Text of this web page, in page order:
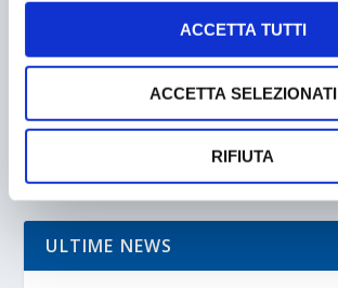
ACCETTA TUTTI
ACCETTA SELEZIONATI
RIFIUTA
ULTIME NEWS